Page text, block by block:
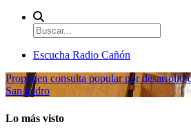
Escucha Radio Cañón
Proponen consulta popular por desarrollo
San Isidro
Lo más visto